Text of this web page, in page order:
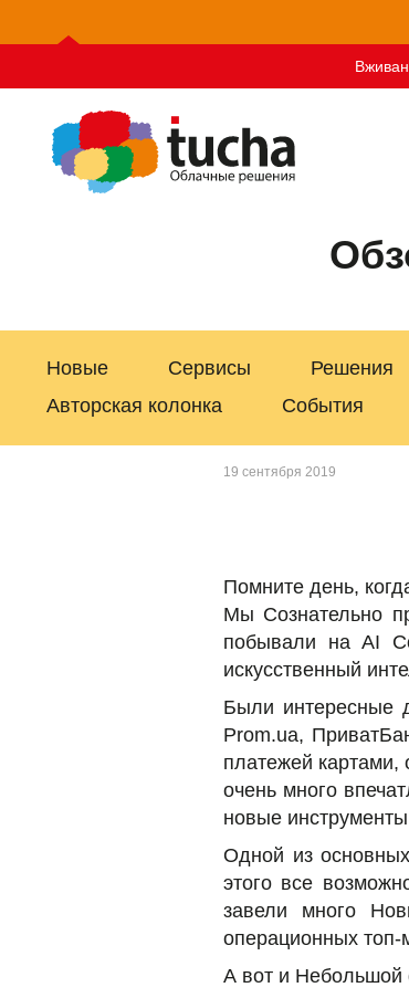
Новые Сервисы Решения
Авторская колонка
События
19 сентября 2019
Помните день,
Мы Сознательно
побывали на AI
искусственный
Были интересные
Prom.ua,
платежей картами,
очень много
новые
Одной из
этого все
завели много
операционных
А вот и Небольшой